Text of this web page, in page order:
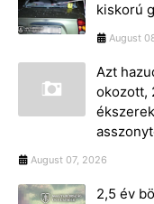
kiskorú
August
Azt
okozott,
August 07, 2026
2,5 év